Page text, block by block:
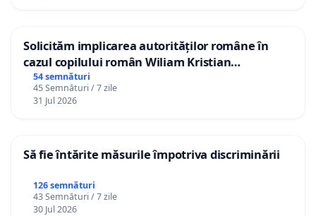
Solicităm implicarea autorităților române în
cazul copilului român Wiliam Kristian
Gheorghe, aflat în plasament în Danemarca de
12 ani
54 semnături
45 Semnături / 7 zile
31 Jul 2026
Să fie întărite măsurile împotriva discriminării
126 semnături
43 Semnături / 7 zile
30 Jul 2026